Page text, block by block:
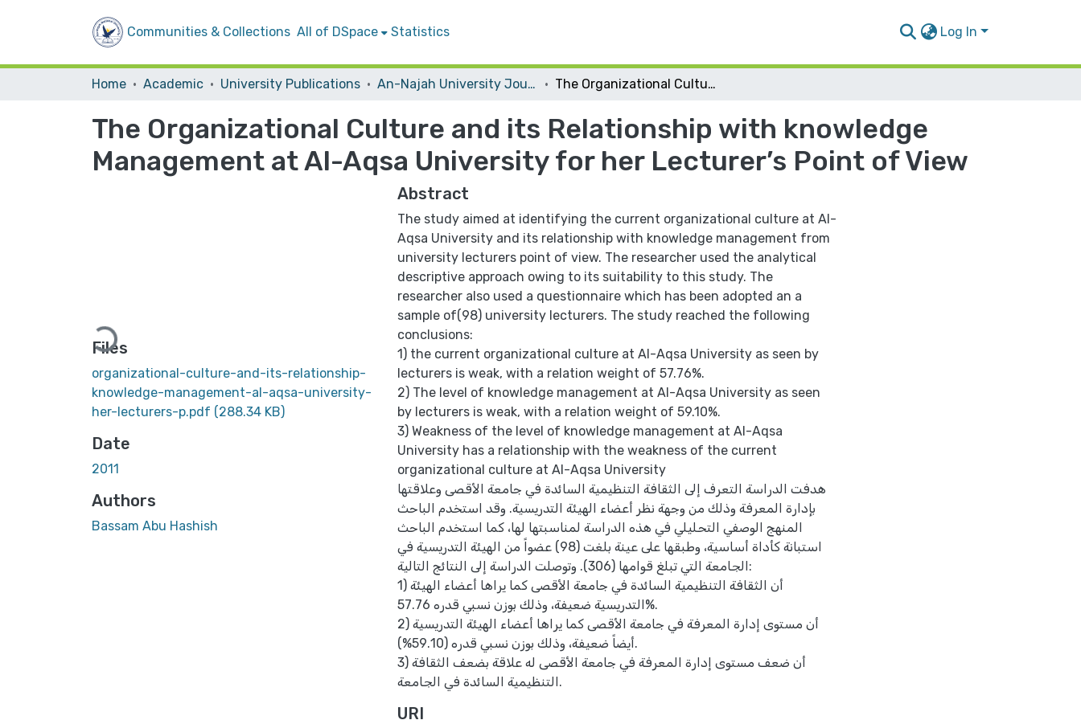
Communities & Collections All of DSpace Statistics Log In
Home Academic University Publications An-Najah University Journal for Research - B (Humanities) The Organizational Culture and its Relationship with knowledge Management at Al-Aqsa University for her Lecturer’s Point of View
The Organizational Culture and its Relationship with knowledge
Management at Al-Aqsa University for her Lecturer’s Point of View
Loading...
Files
organizational-culture-and-its-relationship-
knowledge-management-al-aqsa-university-
her-lecturers-p.pdf (288.34 KB)
Date
2011
Authors
Bassam Abu Hashish
Abstract
The study aimed at identifying the current organizational culture at Al-
Aqsa University and its relationship with knowledge management from
university lecturers point of view. The researcher used the analytical
descriptive approach owing to its suitability to this study. The
researcher also used a questionnaire which has been adopted an a
sample of(98) university lecturers. The study reached the following
conclusions:
1) the current organizational culture at Al-Aqsa University as seen by
lecturers is weak, with a relation weight of 57.76%.
2) The level of knowledge management at Al-Aqsa University as seen
by lecturers is weak, with a relation weight of 59.10%.
3) Weakness of the level of knowledge management at Al-Aqsa
University has a relationship with the weakness of the current
organizational culture at Al-Aqsa University
هدفت الدراسة التعرف إلى الثقافة التنظيمية السائدة في جامعة الأقصى وعلاقتها
بإدارة المعرفة وذلك من وجهة نظر أعضاء الهيئة التدريسية. وقد استخدم الباحث
المنهج الوصفي التحليلي في هذه الدراسة لمناسبتها لها، كما استخدم الباحث
استبانة كأداة أساسية، وطبقها على عينة بلغت (98) عضواً من الهيئة التدريسية في
الجامعة التي تبلغ قوامها (306). وتوصلت الدراسة إلى النتائج التالية:
1) أن الثقافة التنظيمية السائدة في جامعة الأقصى كما يراها أعضاء الهيئة
التدريسية ضعيفة، وذلك بوزن نسبي قدره 57.76%.
2) أن مستوى إدارة المعرفة في جامعة الأقصى كما يراها أعضاء الهيئة التدريسية
أيضاً ضعيفة، وذلك بوزن نسبي قدره (59.10%).
3) أن ضعف مستوى إدارة المعرفة في جامعة الأقصى له علاقة بضعف الثقافة
التنظيمية السائدة في الجامعة.
URI